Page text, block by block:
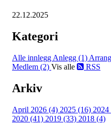
22.12.2025
Kategori
Alle innlegg Anlegg (1)
Medlem (2) Vis alle RSS
Arkiv
April 2026 (4) 2025 (16) 2024
2020 (41) 2019 (33) 2018 (4)